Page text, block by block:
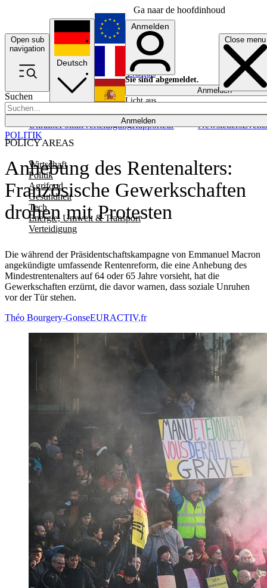
Ga naar de hoofdinhoud
Open sub
navigation
Close menu
Suchen
Anmelden
POLICY AREAS
Wirtschaft
Politik
Agrifood
Gesundheit
Tech
Energie, Umwelt & Transport
Verteidigung
UkrainePolitikVerteidigungRapporteur NewslettersEvents
Deutsch
English
Français
Anmelden
Sie sind abgemeldet.
Anmelden
Licht aus
Anhebung des Rentenalters:
Französische Gewerkschaften
drohen mit Protesten
Die während der Präsidentschaftskampagne von Emmanuel Macron
angekündigte umfassende Rentenreform, die eine Anhebung des
Mindestrentenalters auf 64 oder 65 Jahre vorsieht, hat die
Gewerkschaften erzürnt, die davor warnen, dass soziale Unruhen
vor der Tür stehen.
POLITIK
Théo Bourgery-GonseEURACTIV.fr